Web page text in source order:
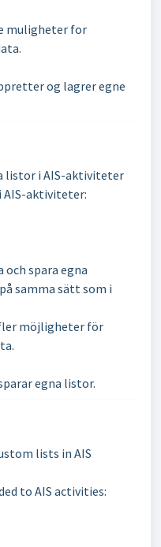
muligheter for
og lagrer egne
listor i AIS-aktiviteter
AIS-aktiviteter:
spara egna
samma sätt som i
möjligheter för
egna listor.
lists in AIS
to AIS activities: